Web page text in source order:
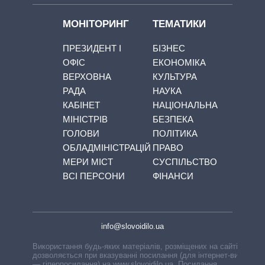
МОНІТОРИНГ
ПРЕЗИДЕНТ І
ОФІС
ВЕРХОВНА
РАДА
КАБІНЕТ
МІНІСТРІВ
ГОЛОВИ
ОБЛАДМІНІСТРАЦІЙ
МЕРИ МІСТ
ВСІ ПЕРСОНИ
ТЕМАТИКИ
БІЗНЕС
ЕКОНОМІКА
КУЛЬТУРА
НАУКА
НАЦІОНАЛЬНА
БЕЗПЕКА
ПОЛІТИКА
ПРАВО
СУСПІЛЬСТВО
ФІНАНСИ
info@slovoidilo.ua
Використання будь-яких матеріалів, розміщених на сайті,
дозволяється при вказуванні посилання (для інтернет-видань